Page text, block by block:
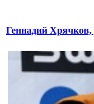
Геннадий Хрячков,